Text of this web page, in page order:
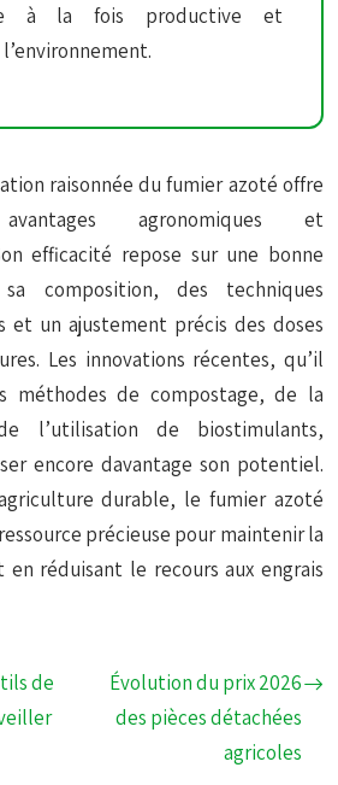
à la fois productive et
raisonnée du fumier azoté offre
agronomiques et
efficacité repose sur une bonne
composition, des techniques
et un ajustement précis des doses
Les innovations récentes, qu’il
méthodes de compostage, de la
l’utilisation de biostimulants,
encore davantage son potentiel.
durable, le fumier azoté
précieuse pour maintenir la
réduisant le recours aux engrais
de
Évolution du prix 2026
des pièces détachées
agricoles